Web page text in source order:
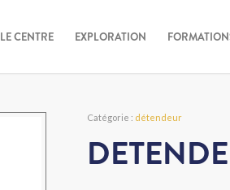
LE CENTRE EXPLORATION
Catégorie : détendeur